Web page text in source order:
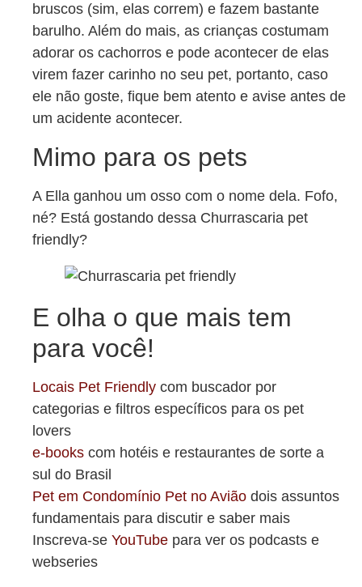
bruscos (sim, elas correm) e fazem bastante
barulho. Além do mais, as crianças costumam
adorar os cachorros e pode acontecer de elas
virem fazer carinho no seu pet, portanto, caso
ele não goste, fique bem atento e avise antes de
um acidente acontecer.
Mimo para os pets
A Ella ganhou um osso com o nome dela. Fofo,
né? Está gostando dessa Churrascaria pet
friendly?
E olha o que mais tem
para você!
Locais Pet Friendly com buscador por
categorias e filtros específicos para os pet
lovers
e-books com hotéis e restaurantes de sorte a
sul do Brasil
Pet em Condomínio Pet no Avião dois assuntos
fundamentais para discutir e saber mais
Inscreva-se YouTube para ver os podcasts e
webseries